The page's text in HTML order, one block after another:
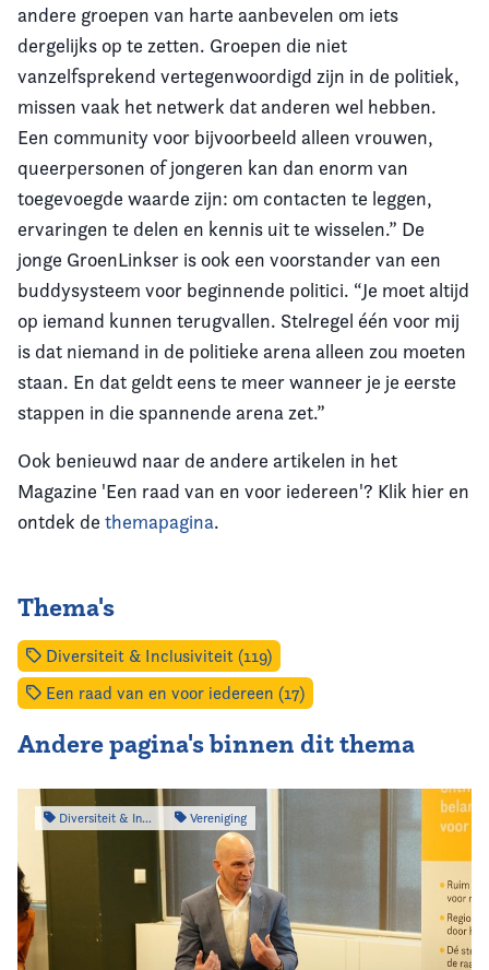
andere groepen van harte aanbevelen om iets
dergelijks op te zetten. Groepen die niet
vanzelfsprekend vertegenwoordigd zijn in de politiek,
missen vaak het netwerk dat anderen wel hebben.
Een community voor bijvoorbeeld alleen vrouwen,
queerpersonen of jongeren kan dan enorm van
toegevoegde waarde zijn: om contacten te leggen,
ervaringen te delen en kennis uit te wisselen.” De
jonge GroenLinkser is ook een voorstander van een
buddysysteem voor beginnende politici. “Je moet altijd
op iemand kunnen terugvallen. Stelregel één voor mij
is dat niemand in de politieke arena alleen zou moeten
staan. En dat geldt eens te meer wanneer je je eerste
stappen in die spannende arena zet.”
Ook benieuwd naar de andere artikelen in het
Magazine 'Een raad van en voor iedereen'? Klik hier en
ontdek de themapagina.
Thema's
Diversiteit & Inclusiviteit (119)
Een raad van en voor iedereen (17)
Andere pagina's binnen dit thema
Diversiteit & Inclusiviteit Vereniging